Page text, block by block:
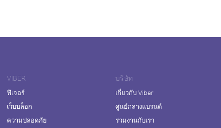
VIBER
ฟีเจอร์
เว็บบล็อก
ความปลอดภัย
บริษัท
เกี่ยวกับ Viber
ศูนย์กลางแบรนด์
ร่วมงานกับเรา